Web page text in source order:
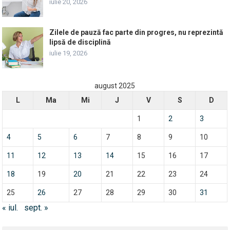
iulie 20, 2026
Zilele de pauză fac parte din progres, nu reprezintă
lipsă de disciplină
iulie 19, 2026
august 2025
L
Ma Mi J V S D
1 2 3
4 5 6 7 8 9 10
11 12 13 14 15 16 17
18 19 20 21 22 23 24
25 26 27 28 29 30 31
« iul. sept. »